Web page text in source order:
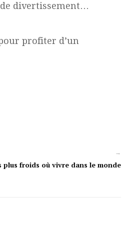
divertissement…
profiter d’un
→
plus froids où vivre dans le monde